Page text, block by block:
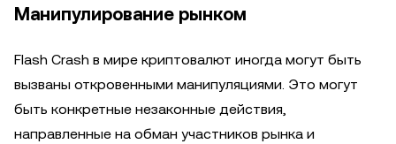
Манипулирование рынком
Flash Crash в мире криптовалют иногда могут быть
вызваны откровенными манипуляциями. Это могут
быть конкретные незаконные действия,
направленные на обман участников рынка и